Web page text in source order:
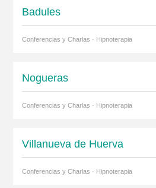
Badules
Conferencias y Charlas · Hipnoterapia
Nogueras
Conferencias y Charlas · Hipnoterapia
Villanueva de Huerva
Conferencias y Charlas · Hipnoterapia